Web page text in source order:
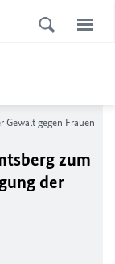
gegen Frauen
zum
der